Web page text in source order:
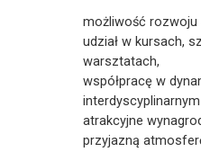
możliwość
udział w kursach,
warsztatach,
współpracę w
atrakcyjne
przyjazną